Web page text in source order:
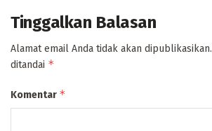
Tinggalkan Balasan
Alamat email Anda tidak akan dipublikasikan.
ditandai *
Komentar *